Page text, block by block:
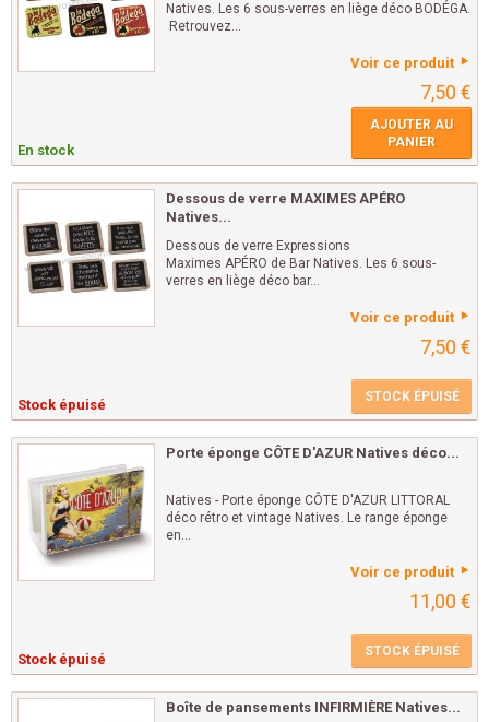
Natives. Les 6 sous-verres en liège déco BODÉGA.
Retrouvez...
Voir ce produit
7,50 €
En stock
AJOUTER AU
PANIER
Dessous de verre MAXIMES APÉRO
Natives...
Dessous de verre Expressions
Maximes APÉRO de Bar Natives. Les 6 sous-
verres en liège déco bar...
Voir ce produit
7,50 €
Stock épuisé STOCK ÉPUISÉ
Porte éponge CÔTE D'AZUR Natives déco...
Natives - Porte éponge CÔTE D'AZUR LITTORAL
déco rétro et vintage Natives. Le range éponge
en...
Voir ce produit
11,00 €
Stock épuisé STOCK ÉPUISÉ
Boîte de pansements INFIRMIÈRE Natives...